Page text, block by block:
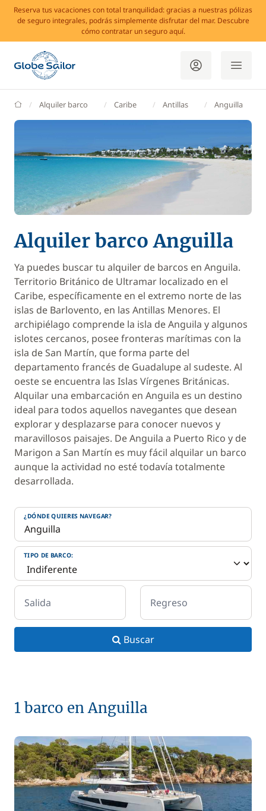
Reserva tus vacaciones con total tranquilidad: gracias a nuestras pólizas
de seguro integrales, podrás simplemente disfrutar del mar. Descubre
cómo contratar un seguro aquí.
GlobeSailor
Alquiler barco Caribe Antillas Anguilla
Alquiler barco Anguilla
Ya puedes buscar tu alquiler de barcos en Anguila.
Territorio Británico de Ultramar localizado en el
Caribe, específicamente en el extremo norte de las
islas de Barlovento, en las Antillas Menores. El
archipiélago comprende la isla de Anguila y algunos
islotes cercanos, posee fronteras marítimas con la
isla de San Martín, que forma parte del
departamento francés de Guadalupe al sudeste. Al
oeste se encuentra las Islas Vírgenes Británicas.
Alquilar una embarcación en Anguila es un destino
ideal para todos aquellos navegantes que desean
explorar y desplazarse para conocer nuevos y
maravillosos paisajes. De Anguila a Puerto Rico y de
Marigon a San Martín es muy fácil alquilar un barco
aunque la actividad no esté todavía totalmente
desarrollada.
¿DÓNDE QUIERES NAVEGAR?
TIPO DE BARCO:
Salida Regreso
Buscar
1 barco en Anguilla